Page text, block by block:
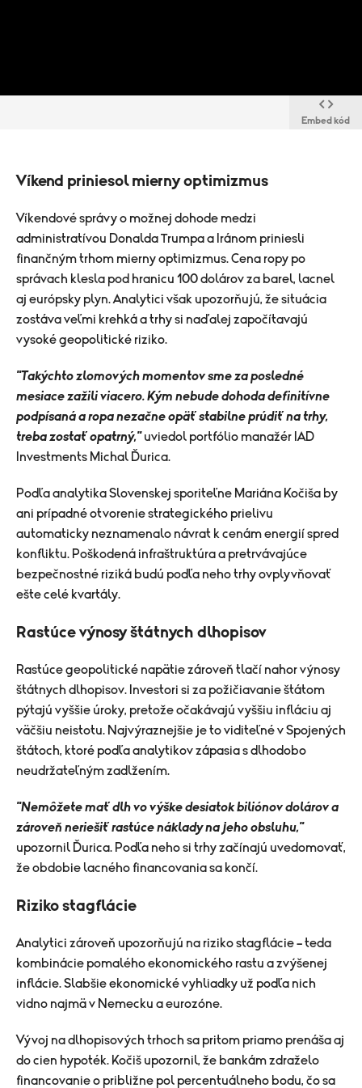
Embed kód
​Víkend priniesol mierny optimizmus
Víkendové správy o možnej dohode medzi
administratívou Donalda Trumpa a Iránom priniesli
finančným trhom mierny optimizmus. Cena ropy po
správach klesla pod hranicu 100 dolárov za barel, lacnel
aj európsky plyn. Analytici však upozorňujú, že situácia
zostáva veľmi krehká a trhy si naďalej započítavajú
vysoké geopolitické riziko.
"Takýchto zlomových momentov sme za posledné
mesiace zažili viacero. Kým nebude dohoda definitívne
podpísaná a ropa nezačne opäť stabilne prúdiť na trhy,
treba zostať opatrný,"uviedol portfólio manažér IAD
Investments Michal Ďurica.
Podľa analytika Slovenskej sporiteľne Mariána Kočiša by
ani prípadné otvorenie strategického prielivu
automaticky neznamenalo návrat k cenám energií spred
konfliktu. Poškodená infraštruktúra a pretrvávajúce
bezpečnostné riziká budú podľa neho trhy ovplyvňovať
ešte celé kvartály.
Rastúce výnosy štátnych dlhopisov
Rastúce geopolitické napätie zároveň tlačí nahor výnosy
štátnych dlhopisov. Investori si za požičiavanie štátom
pýtajú vyššie úroky, pretože očakávajú vyššiu infláciu aj
väčšiu neistotu. Najvýraznejšie je to viditeľné v Spojených
štátoch, ktoré podľa analytikov zápasia s dlhodobo
neudržateľným zadlžením.
"Nemôžete mať dlh vo výške desiatok biliónov dolárov a
zároveň neriešiť rastúce náklady na jeho obsluhu,"
upozornil Ďurica. Podľa neho si trhy začínajú uvedomovať,
že obdobie lacného financovania sa končí.
Riziko stagflácie
Analytici zároveň upozorňujú na riziko stagflácie – teda
kombinácie pomalého ekonomického rastu a zvýšenej
inflácie. Slabšie ekonomické vyhliadky už podľa nich
vidno najmä v Nemecku a eurozóne.
Vývoj na dlhopisových trhoch sa pritom priamo prenáša aj
do cien hypoték. Kočiš upozornil, že bankám zdraželo
financovanie o približne pol percentuálneho bodu, čo sa